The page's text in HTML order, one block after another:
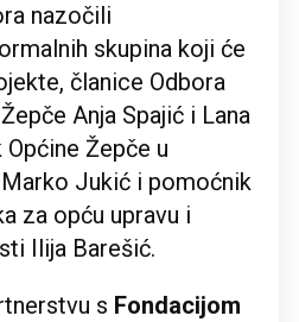
nazočili
skupina koji će
članice Odbora
Anja Spajić i Lana
Žepče u
Jukić i pomoćnik
za opću upravu i
Ilija Barešić.
s Fondacijom